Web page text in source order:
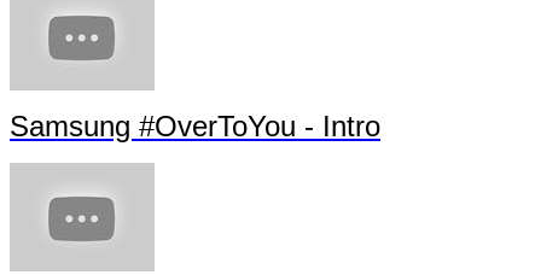
Samsung #OverToYou - Intro